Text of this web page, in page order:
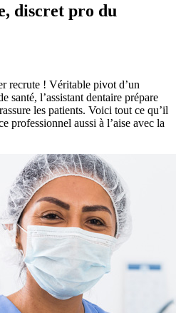
discret pro du
recrute ! Véritable pivot d’un
santé, l’assistant dentaire prépare
les patients. Voici tout ce qu’il
professionnel aussi à l’aise avec la